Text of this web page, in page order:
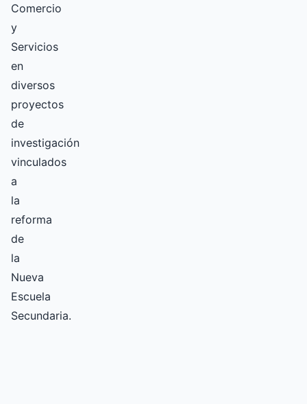
Comercio
y
Servicios
en
diversos
proyectos
de
investigación
vinculados
a
la
reforma
de
la
Nueva
Escuela
Secundaria.